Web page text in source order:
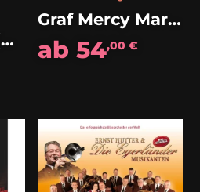
Graf Leopold (Marsch)
Graf Mercy Marsch
ab 54,00 €